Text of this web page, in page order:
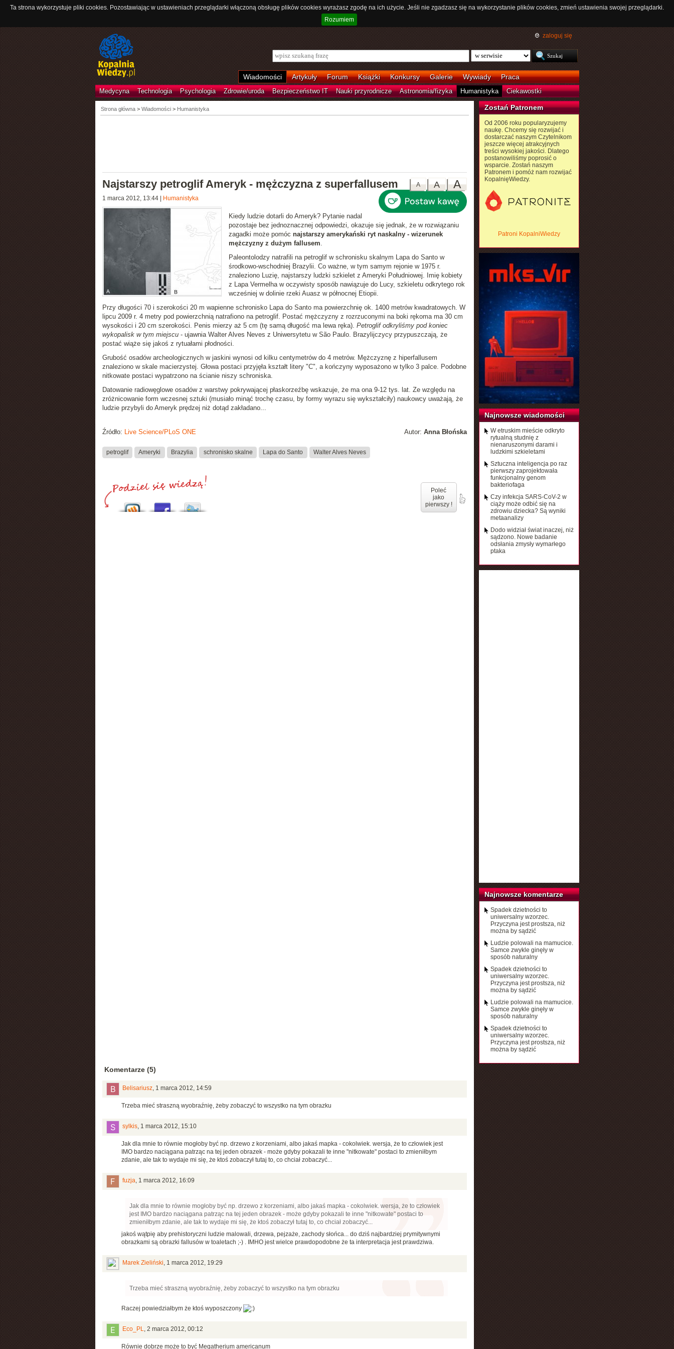
Ta strona wykorzystuje pliki cookies. Pozostawiając w ustawieniach przeglądarki włączoną obsługę plików cookies wyrażasz zgodę na ich użycie. Jeśli nie zgadzasz się na wykorzystanie plików cookies, zmień ustawienia swojej przeglądarki.
Rozumiem
zaloguj się
Wiadomości Artykuły Forum Książki Konkursy Galerie Wywiady Praca
Medycyna Technologia Psychologia Zdrowie/uroda Bezpieczeństwo IT Nauki przyrodnicze Astronomia/fizyka Humanistyka Ciekawostki
Strona główna> Wiadomości > Humanistyka
A
A
A
Najstarszy petroglif Ameryk - mężczyzna z superfallusem
1 marca 2012, 13:44| Humanistyka
Kiedy ludzie dotarli do Ameryk? Pytanie nadal
pozostaje bez jednoznacznej odpowiedzi, okazuje się jednak, że w rozwiązaniu
zagadki może pomóc najstarszy amerykański ryt naskalny - wizerunek
mężczyzny z dużym fallusem.
Paleontolodzy natrafili na petroglif w schronisku skalnym Lapa do Santo w
środkowo-wschodniej Brazylii. Co ważne, w tym samym rejonie w 1975 r.
znaleziono Luzię, najstarszy ludzki szkielet z Ameryki Południowej. Imię kobiety
z Lapa Vermelha w oczywisty sposób nawiązuje do Lucy, szkieletu odkrytego rok
wcześniej w dolinie rzeki Auasz w północnej Etiopii.
Przy długości 70 i szerokości 20 m wapienne schronisko Lapa do Santo ma powierzchnię ok. 1400 metrów kwadratowych. W
lipcu 2009 r. 4 metry pod powierzchnią natrafiono na petroglif. Postać mężczyzny z rozrzuconymi na boki rękoma ma 30 cm
wysokości i 20 cm szerokości. Penis mierzy aż 5 cm (tę samą długość ma lewa ręka). Petroglif odkryliśmy pod koniec
wykopalisk w tym miejscu- ujawnia Walter Alves Neves z Uniwersytetu w São Paulo. Brazylijczycy przypuszczają, że
postać wiąże się jakoś z rytuałami płodności.
Grubość osadów archeologicznych w jaskini wynosi od kilku centymetrów do 4 metrów. Mężczyznę z hiperfallusem
znaleziono w skale macierzystej. Głowa postaci przyjęła kształt litery "C", a kończyny wyposażono w tylko 3 palce. Podobne
nitkowate postaci wypatrzono na ścianie niszy schroniska.
Datowanie radiowęglowe osadów z warstwy pokrywającej płaskorzeźbę wskazuje, że ma ona 9-12 tys. lat. Ze względu na
zróżnicowanie form wczesnej sztuki (musiało minąć trochę czasu, by formy wyrazu się wykształciły) naukowcy uważają, że
ludzie przybyli do Ameryk prędzej niż dotąd zakładano...
Autor: Anna Błońska
Źródło: Live Science/PLoS ONE
petroglif Ameryki Brazylia schronisko skalne Lapa do Santo Walter Alves Neves
Poleć
jako
pierwszy !
Komentarze (5)
Belisariusz, 1 marca 2012, 14:59
Trzeba mieć straszną wyobraźnię, żeby zobaczyć to wszystko na tym obrazku
sylkis, 1 marca 2012, 15:10
Jak dla mnie to równie mogłoby być np. drzewo z korzeniami, albo jakaś mapka - cokolwiek. wersja, że to człowiek jest
IMO bardzo naciągana patrząc na tej jeden obrazek - może gdyby pokazali te inne "nitkowate" postaci to zmieniłbym
zdanie, ale tak to wydaje mi się, że ktoś zobaczył tutaj to, co chciał zobaczyć...
fuzja, 1 marca 2012, 16:09
Jak dla mnie to równie mogłoby być np. drzewo z korzeniami, albo jakaś mapka - cokolwiek. wersja, że to człowiek
jest IMO bardzo naciągana patrząc na tej jeden obrazek - może gdyby pokazali te inne "nitkowate" postaci to
zmieniłbym zdanie, ale tak to wydaje mi się, że ktoś zobaczył tutaj to, co chciał zobaczyć...
jakoś wątpię aby prehistoryczni ludzie malowali, drzewa, pejzaże, zachody słońca... do dziś najbardziej prymitywnymi
obrazkami są obrazki fallusów w toaletach ;-) . IMHO jest wielce prawdopodobne że ta interpretacja jest prawdziwa.
Marek Zieliński, 1 marca 2012, 19:29
Trzeba mieć straszną wyobraźnię, żeby zobaczyć to wszystko na tym obrazku
Raczej powiedziałbym że ktoś wyposzczony
Eco_PL, 2 marca 2012, 00:12
Równie dobrze może to być Megatherium americanum
Zostań Patronem
Od 2006 roku popularyzujemy
naukę. Chcemy się rozwijać i
dostarczać naszym Czytelnikom
jeszcze więcej atrakcyjnych
treści wysokiej jakości. Dlatego
postanowiliśmy poprosić o
wsparcie. Zostań naszym
Patronem i pomóż nam rozwijać
KopalnięWiedzy.
Patroni KopalniWiedzy
Najnowsze wiadomości
W etruskim mieście odkryto
rytualną studnię z
nienaruszonymi darami i
ludzkimi szkieletami
Sztuczna inteligencja po raz
pierwszy zaprojektowała
funkcjonalny genom
bakteriofaga
Czy infekcja SARS-CoV-2 w
ciąży może odbić się na
zdrowiu dziecka? Są wyniki
metaanalizy
Dodo widział świat inaczej, niż
sądzono. Nowe badanie
odsłania zmysły wymarłego
ptaka
Najnowsze komentarze
Spadek dzietności to
uniwersalny wzorzec.
Przyczyna jest prostsza, niż
można by sądzić
Ludzie polowali na mamucice.
Samce zwykle ginęły w
sposób naturalny
Spadek dzietności to
uniwersalny wzorzec.
Przyczyna jest prostsza, niż
można by sądzić
Ludzie polowali na mamucice.
Samce zwykle ginęły w
sposób naturalny
Spadek dzietności to
uniwersalny wzorzec.
Przyczyna jest prostsza, niż
można by sądzić